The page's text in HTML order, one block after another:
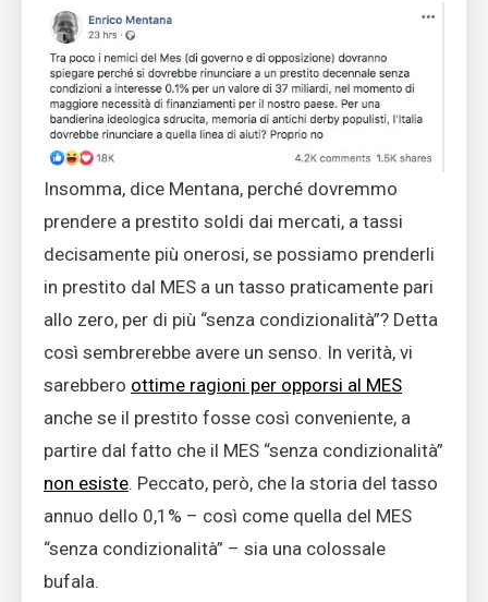
Insomma, dice Mentana, perché dovremmo
prendere a prestito soldi dai mercati, a tassi
decisamente più onerosi, se possiamo prenderli
in prestito dal MES a un tasso praticamente pari
allo zero, per di più “senza condizionalità”? Detta
così sembrerebbe avere un senso. In verità, vi
sarebbero ottime ragioni per opporsi al MES
anche se il prestito fosse così conveniente, a
partire dal fatto che il MES “senza condizionalità”
non esiste. Peccato, però, che la storia del tasso
annuo dello 0,1% – così come quella del MES
“senza condizionalità” – sia una colossale
bufala.